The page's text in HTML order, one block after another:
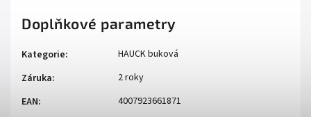
Doplňkové parametry
Kategorie:
HAUCK buková
Záruka:
2 roky
EAN:
4007923661871